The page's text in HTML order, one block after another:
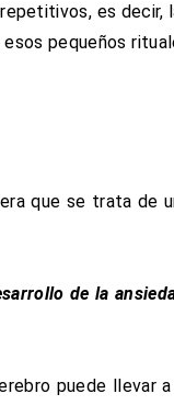
es decir,
pequeños
que se trata de
de la
puede llevar